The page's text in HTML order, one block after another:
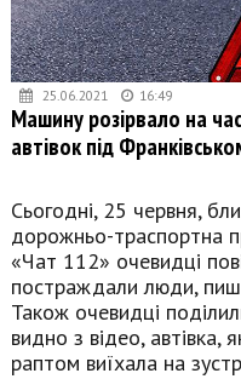
25.06.2021 16:49
Машину розірвало на
автівок під
Сьогодні, 25 червня,
дорожньо-траспортна
«Чат 112» очевидці
постраждали люди,
Також очевидці
видно з відео, автівка,
раптом виїхала на